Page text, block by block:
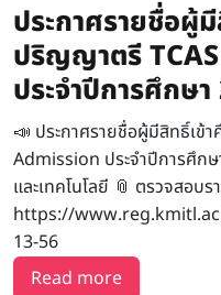
ประกาศรายชื่อผู้
ปริญญาตรี
ประจำปีการศึกษา
📣 ประกาศรายชื่อผู้มีสิทธิ์เข้
Admission ประจำปีการศึก
และเทคโนโลยี 📎 ตรวจสอบ
https://
13-56
Read moreabout ประก